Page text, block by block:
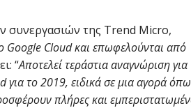
συνεργασιών της Trend Micro,
Google Cloud και επωφελούνται από
“Αποτελεί τεράστια αναγνώριση για
για το 2019, ειδικά σε μια αγορά
πλήρες και